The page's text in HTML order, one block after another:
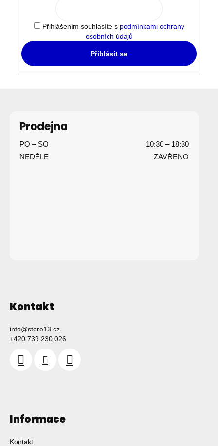
Přihlášením souhlasíte s podmínkami ochrany
osobních údajů
Přihlásit se
Prodejna
PO – SO
10:30 – 18:30
NEDĚLE
ZAVŘENO
Kontakt
info@store13.cz
+420 739 230 026
Informace
Kontakt